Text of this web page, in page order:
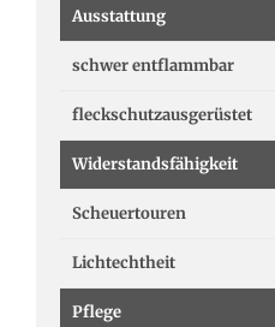
Ausstattung
schwer entflammbar
fleckschutzausgerüstet
Widerstandsfähigkeit
Scheuertouren
Lichtechtheit
Pflege